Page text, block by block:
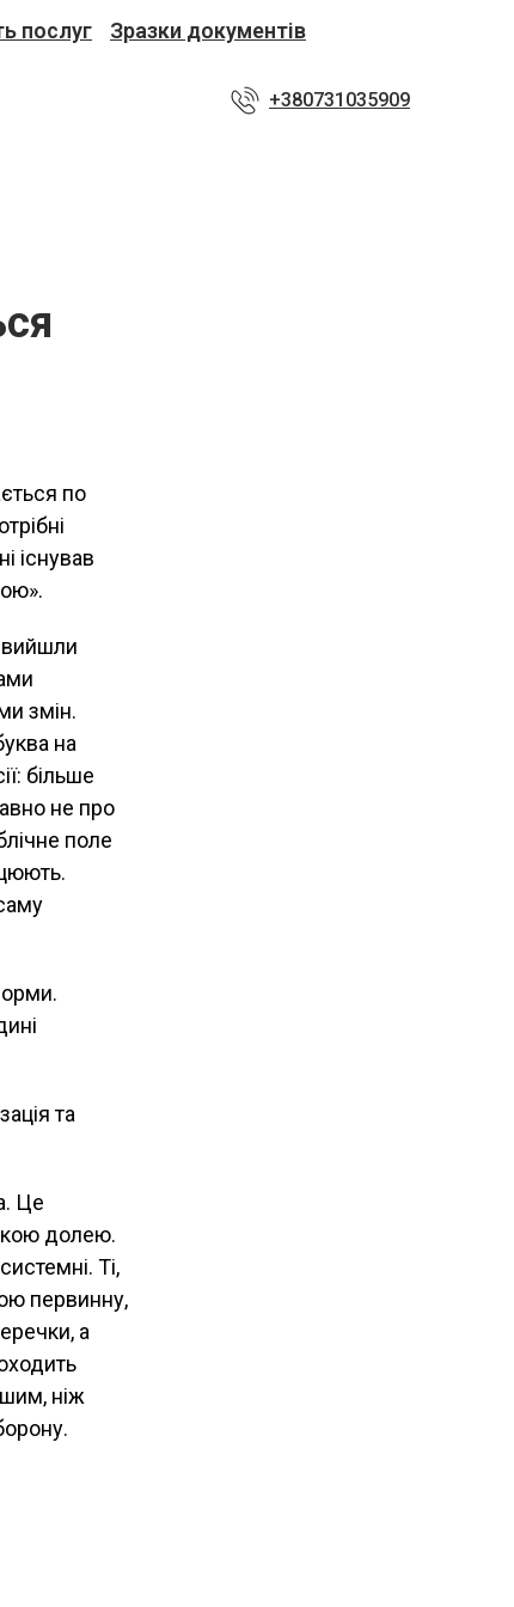
послуг
Зразки документів
+380731035909
по
існував
вийшли
змін.
на
більше
не про
поле
та
Це
долею.
Ті,
первинну,
а
ніж